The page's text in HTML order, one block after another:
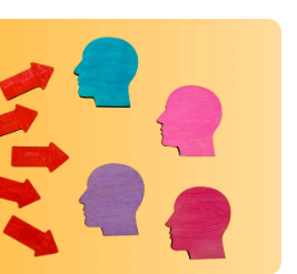
Dalam periode ini, sejumlah
mulai terealisasi,
masih dalam tahap awal
memperoleh
Berdasarkan hasil survei […]